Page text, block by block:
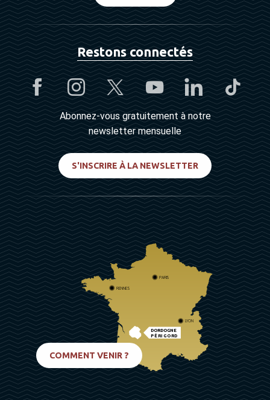
Restons connectés
Abonnez-vous gratuitement à notre
newsletter mensuelle
S'INSCRIRE À LA NEWSLETTER
DORDOGNE
PÉRIGORD
PARIS
RENNES
LYON
COMMENT VENIR ?